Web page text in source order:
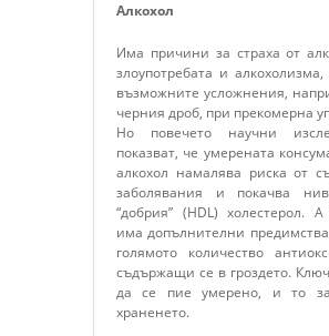
Алкохол
Има причини за страха от
злоупотребата и алкохолизма,
възможните усложнения,
черния дроб, при прекомерна
Но повечето научни
показват, че умерената
алкохол намалява риска от
заболявания и покачва
“добрия” (HDL) холестерол.
има допълнителни
голямото количество
съдържащи се в гроздето.
да се пие умерено, и то
храненето.